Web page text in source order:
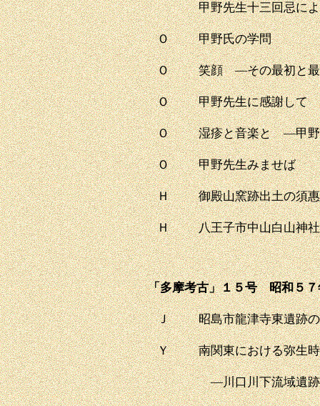
甲野先生十三回忌に
Ｏ 甲野氏の学問
Ｏ 笑顔 ―その最初と
Ｏ 甲野先生に感謝して
Ｏ 湿疹と音楽と ―甲
Ｏ 甲野先生みませば
Ｈ 御殿山窯跡出土の須
Ｈ 八王子市中山白山神
「多摩考古」１５号 昭和５７
Ｊ 昭島市龍津寺東遺跡
Ｙ 南関東における弥生
―川口川下流域遺